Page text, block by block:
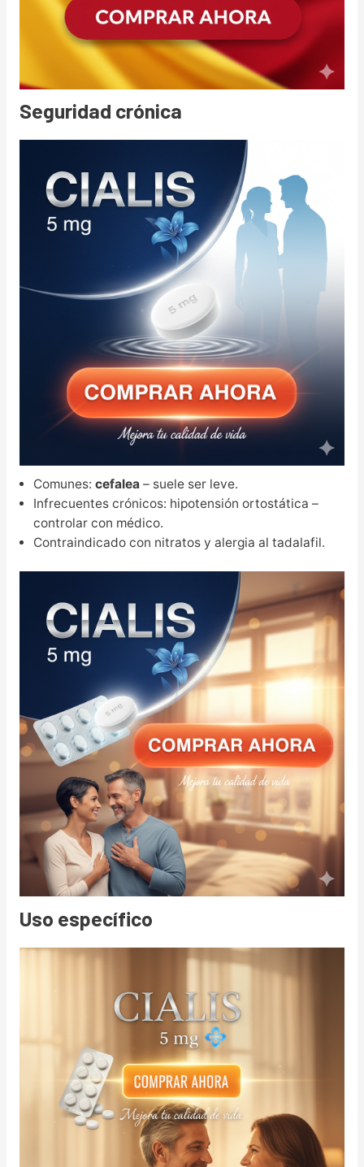
Seguridad crónica
Comunes: cefalea – suele ser leve.
Infrecuentes crónicos: hipotensión ortostática –
controlar con médico.
Contraindicado con nitratos y alergia al tadalafil.
Uso específico